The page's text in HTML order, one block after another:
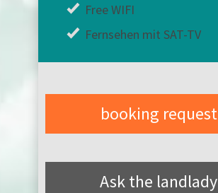
Free WIFI
Fernsehen mit SAT-TV
booking request
Ask the landlady